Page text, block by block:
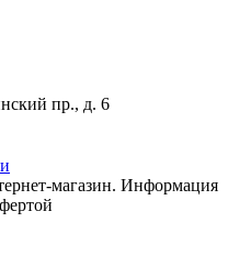
пр., д. 6
магазин. Информация